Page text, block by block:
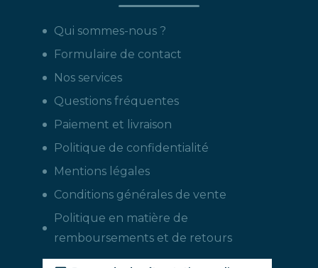
Qui sommes-nous ?
Formulaire de contact
Nos services
Questions fréquentes
Paiement et livraison
Politique de confidentialité
Mentions légales
Conditions générales de vente
Politique en matière de
remboursements et de retours